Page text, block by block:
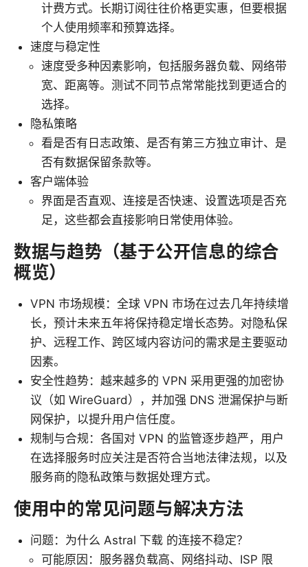
计费方式。长期订阅往往价格更实惠，但要根据
个人使用频率和预算选择。
速度与稳定性
速度受多种因素影响，包括服务器负载、网络带
宽、距离等。测试不同节点常常能找到更适合的
选择。
隐私策略
看是否有日志政策、是否有第三方独立审计、是
否有数据保留条款等。
客户端体验
界面是否直观、连接是否快速、设置选项是否充
足，这些都会直接影响日常使用体验。
数据与趋势（基于公开信息的综合
概览）
VPN 市场规模：全球 VPN 市场在过去几年持续增
长，预计未来五年将保持稳定增长态势。对隐私保
护、远程工作、跨区域内容访问的需求是主要驱动
因素。
安全性趋势：越来越多的 VPN 采用更强的加密协
议（如 WireGuard），并加强 DNS 泄漏保护与断
网保护，以提升用户信任度。
规制与合规：各国对 VPN 的监管逐步趋严，用户
在选择服务时应关注是否符合当地法律法规，以及
服务商的隐私政策与数据处理方式。
使用中的常见问题与解决方法
问题：为什么 Astral 下载 的连接不稳定？
可能原因：服务器负载高、网络抖动、ISP 限